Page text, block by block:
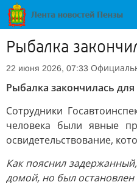
Рыбалка
22 июня 2026, 07:33
Рыбалка закончилась
Сотрудники
человека были явные
освидетельствование,
Как пояснил
домой, но был